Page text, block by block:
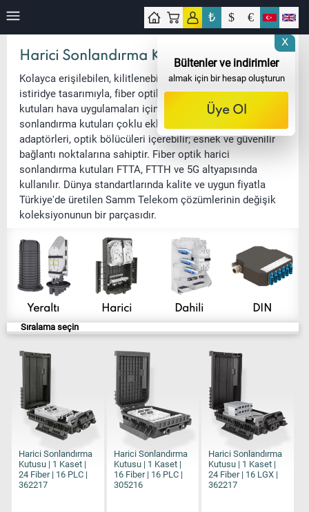
₺ $ €
Harici Sonlandırma Kutuları
Kolayca erişilebilen, kilitlenebilen sağlam ve dayanıklı
istiridye tasarımıyla, fiber optik harici sonlandırma
kutuları hava uygulamaları için idealdir. Samm
sonlandırma kutuları çoklu ekleme kasetleri, fiber patch
adaptörleri, optik bölücüleri içerebilir; esnek ve güvenilir
bağlantı noktalarına sahiptir. Fiber optik harici
sonlandırma kutuları FTTA, FTTH ve 5G altyapısında
kullanılır. Dünya standartlarında kalite ve uygun fiyatla
Türkiye'de üretilen Samm Telekom çözümlerinin değişik
koleksiyonunun bir parçasıdır.
Yeraltı Harici Dahili DIN
Sıralama seçin
Harici Sonlandırma
Kutusu | 1 Kaset |
24 Fiber | 16 PLC |
362217
Harici Sonlandırma
Kutusu | 1 Kaset |
16 Fiber | 16 PLC |
305216
Harici Sonlandırma
Kutusu | 1 Kaset |
24 Fiber | 16 LGX |
362217
X
Bültenler ve indirimler
almak için bir hesap oluşturun
Üye Ol